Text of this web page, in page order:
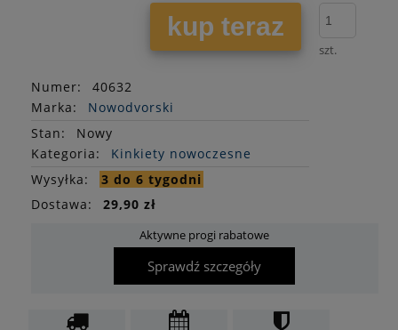
kup teraz
szt.
Numer:
40632
Marka:
Nowodvorski
Stan:
Nowy
Kategoria:
Kinkiety nowoczesne
Wysyłka:
3 do 6 tygodni
Dostawa:
29,90 zł
Aktywne progi rabatowe
Sprawdź szczegóły